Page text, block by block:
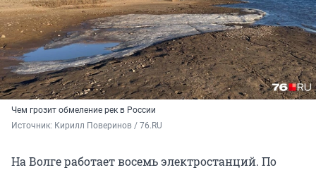
Чем грозит обмеление рек в России
Источник: Кирилл Поверинов / 76.RU
На Волге работает восемь электростанций. По